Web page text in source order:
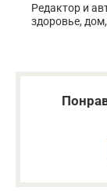
Редактор и
здоровье,